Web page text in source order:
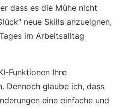
dass es die Mühe nicht
neue Skills anzueignen,
im Arbeitsalltag
Funktionen Ihre
Dennoch glaube ich, dass
eine einfache und